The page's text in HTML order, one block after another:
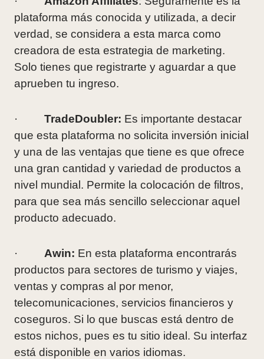
plataforma más conocida y utilizada, a decir
verdad, se considera a esta marca como
creadora de esta estrategia de marketing.
Solo tienes que registrarte y aguardar a que
aprueben tu ingreso.
· TradeDoubler: Es importante destacar
que esta plataforma no solicita inversión inicial
y una de las ventajas que tiene es que ofrece
una gran cantidad y variedad de productos a
nivel mundial. Permite la colocación de filtros,
para que sea más sencillo seleccionar aquel
producto adecuado.
· Awin: En esta plataforma encontrarás
productos para sectores de turismo y viajes,
ventas y compras al por menor,
telecomunicaciones, servicios financieros y
coseguros. Si lo que buscas está dentro de
estos nichos, pues es tu sitio ideal. Su interfaz
está disponible en varios idiomas.